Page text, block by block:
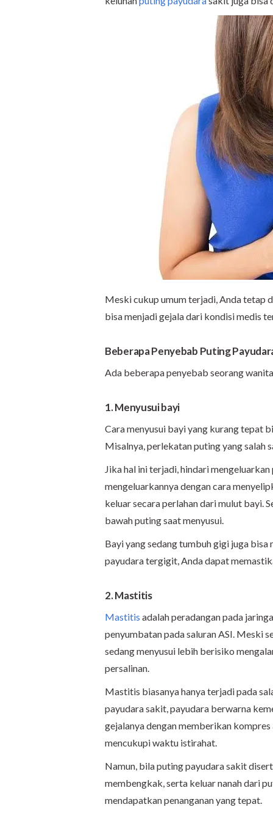
Meski cukup umum terjadi, Anda tetap
bisa menjadi gejala dari kondisi medis
Beberapa Penyebab Puting
Ada beberapa penyebab seorang
1. Menyusui bayi
Cara menyusui bayi yang kurang tepat
Misalnya, perlekatan puting yang salah
Jika hal ini terjadi, hindari
mengeluarkannya dengan cara
keluar secara perlahan dari mulut bayi.
bawah puting saat menyusui.
Bayi yang sedang tumbuh gigi juga
payudara tergigit, Anda dapat
2. Mastitis
Mastitis adalah peradangan pada
penyumbatan pada saluran ASI. Meski
sedang menyusui lebih berisiko
persalinan.
Mastitis biasanya hanya terjadi pada
payudara sakit, payudara berwarna
gejalanya dengan memberikan
mencukupi waktu istirahat.
Namun, bila puting payudara sakit
membengkak, serta keluar nanah dari
mendapatkan penanganan yang tepat.